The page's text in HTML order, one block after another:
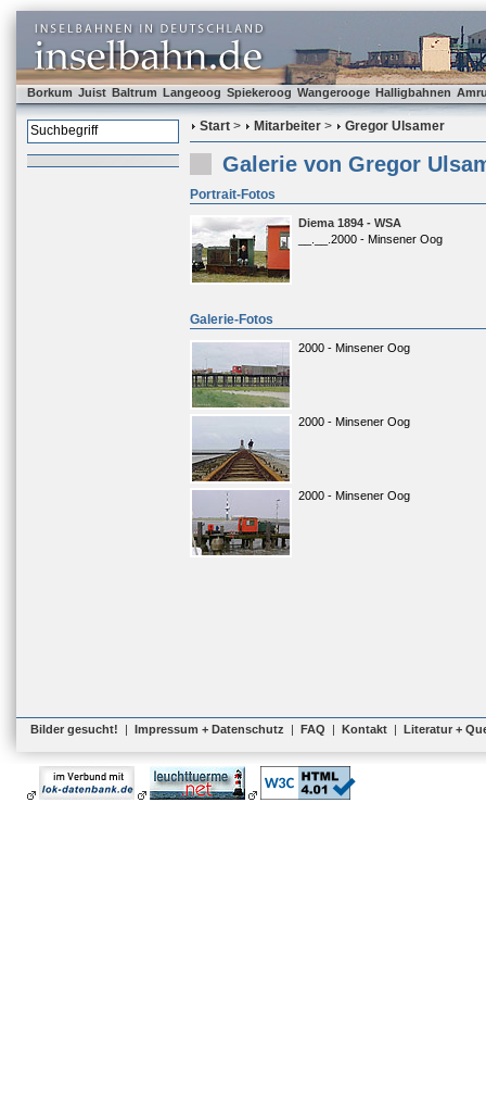
Borkum Juist Baltrum Langeoog Spiekeroog Wangerooge Halligbahnen
Start > Mitarbeiter > Gregor Ulsamer
Galerie von Gregor
Portrait-Fotos
Diema 1894 - WSA
__.__.2000 - Minsener Oog
Galerie-Fotos
2000 - Minsener Oog
2000 - Minsener Oog
2000 - Minsener Oog
Bilder gesucht! | Impressum + Datenschutz | FAQ | Kontakt | Literatur +